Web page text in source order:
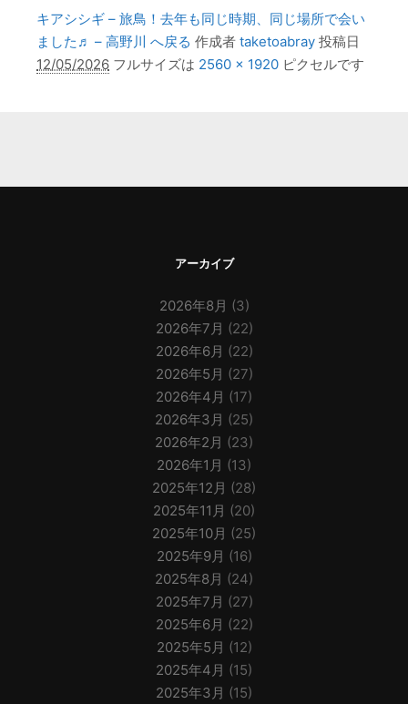
キアシシギ – 旅鳥！去年も同じ時期、同じ場所で会い
ました♬ – 高野川 へ戻る 作成者 taketoabray 投稿日
12/05/2026 フルサイズは 2560 × 1920 ピクセルです
アーカイブ
2026年8月 (3)
2026年7月 (22)
2026年6月 (22)
2026年5月 (27)
2026年4月 (17)
2026年3月 (25)
2026年2月 (23)
2026年1月 (13)
2025年12月 (28)
2025年11月 (20)
2025年10月 (25)
2025年9月 (16)
2025年8月 (24)
2025年7月 (27)
2025年6月 (22)
2025年5月 (12)
2025年4月 (15)
2025年3月 (15)